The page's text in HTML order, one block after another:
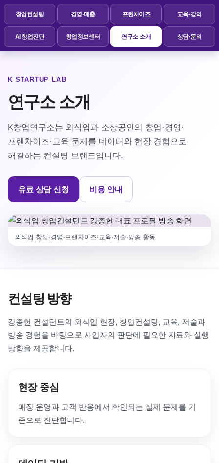
창업컨설팅 경영·매출 프랜차이즈 교육·강의
AI 창업진단 창업정보센터 연구소 소개 상담·문의
K STARTUP LAB
연구소 소개
K창업연구소는 외식업과 소상공인의 창업·경영·
프랜차이즈·교육 문제를 데이터와 현장 경험으로
해결하는 컨설팅 브랜드입니다.
유료 상담 신청 비용 안내
외식업 창업·경영·프랜차이즈·교육·저술·방송 활동
컨설팅 방향
강종헌 컨설턴트의 외식업 현장, 창업컨설팅, 교육, 저술과
방송 경험을 바탕으로 사업자의 판단에 필요한 자료와 실행
방향을 제공합니다.
현장 중심
매장 운영과 고객 반응에서 확인되는 실제 문제를 기
준으로 진단합니다.